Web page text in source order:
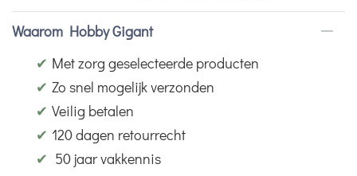
Waarom Hobby Gigant
✔ Met zorg geselecteerde producten
✔ Zo snel mogelijk verzonden
✔ Veilig betalen
✔ 120 dagen retourrecht
✔ 50 jaar vakkennis